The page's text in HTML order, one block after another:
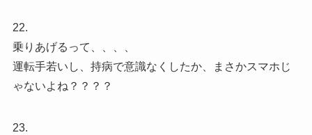
22.
乗りあげるって、、、、
運転手若いし、持病で意識なくしたか、まさかスマホじ
ゃないよね？？？？
23.